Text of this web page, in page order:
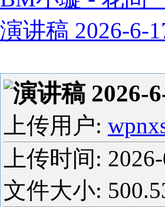
演讲稿 2026-6-
演讲稿 2026-
上传用户:
上传时间:
文件大小: